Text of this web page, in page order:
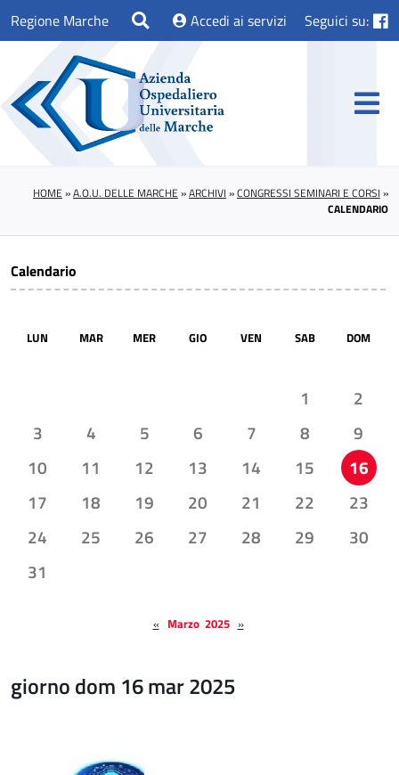
Regione Marche Accedi ai servizi Seguici su:
HOME »A.O.U. DELLE MARCHE »ARCHIVI »CONGRESSI SEMINARI E CORSI »
CALENDARIO
Calendario
LUN MAR MER GIO VEN SAB DOM
1
2
3
4 5 6 7 8
9
10
11 12 13 14 15
16
17
18 19 20 21 22
23
24
25 26 27 28 29
30
31
« Marzo 2025 »
giorno dom 16 mar 2025